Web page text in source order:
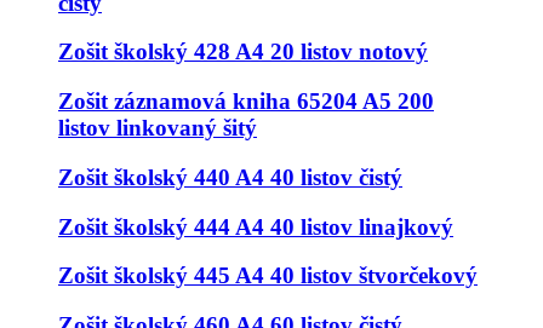
Zošit školský 428 A4 20 listov notový
Zošit záznamová kniha 65204 A5 200
listov linkovaný šitý
Zošit školský 440 A4 40 listov čistý
Zošit školský 444 A4 40 listov linajkový
Zošit školský 445 A4 40 listov štvorčekový